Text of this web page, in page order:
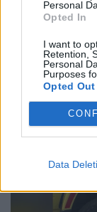
Personal
Opted In
I want to
Retention,
Personal
Purposes
Opted Out
Data